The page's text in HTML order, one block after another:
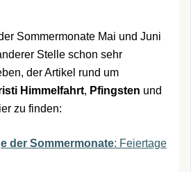
Sommermonate Mai und Juni
Stelle schon sehr
der Artikel rund um
Himmelfahrt, Pfingsten und
zu finden:
der Sommermonate: Feiertage